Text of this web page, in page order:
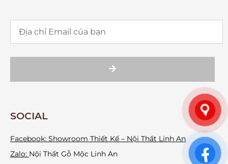
SOCIAL
Facebook: Showroom Thiết Kế – Nội Thất Linh An
Zalo: Nội Thất Gỗ Mộc Linh An